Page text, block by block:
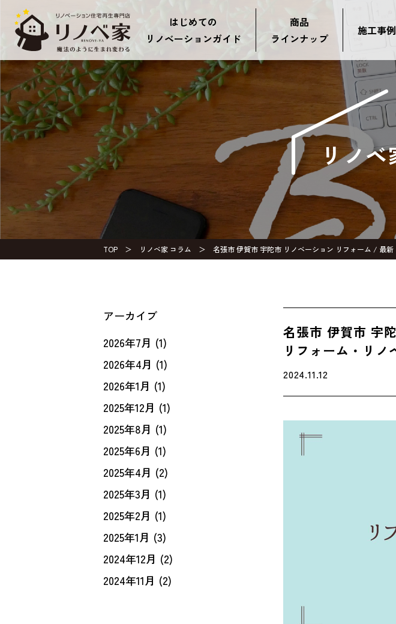
はじめての
リノベーションガイド
商品
ラインナップ
施工事例
リノベ
TOP リノベ家 コラム 名張市 伊賀市 宇陀市 リノベーション リフォーム / 最
アーカイブ
2026年7月 (1)
2026年4月 (1)
2026年1月 (1)
2025年12月 (1)
2025年8月 (1)
2025年6月 (1)
2025年4月 (2)
2025年3月 (1)
2025年2月 (1)
2025年1月 (3)
2024年12月 (2)
2024年11月 (2)
名張市 伊賀市 宇
リフォーム・リ
2024.11.12